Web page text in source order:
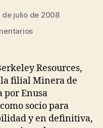
de julio de 2008
en
Reabrir
Planta
de
Uranio
en
España
Resources,
la filial Minera de
por Enusa
socio para
y en definitiva,